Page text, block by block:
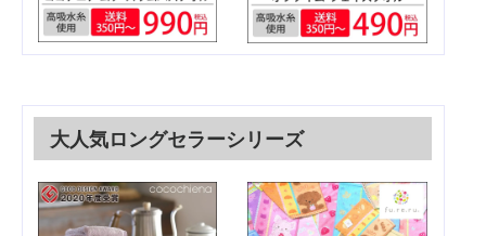
大人気ロングセラーシリーズ